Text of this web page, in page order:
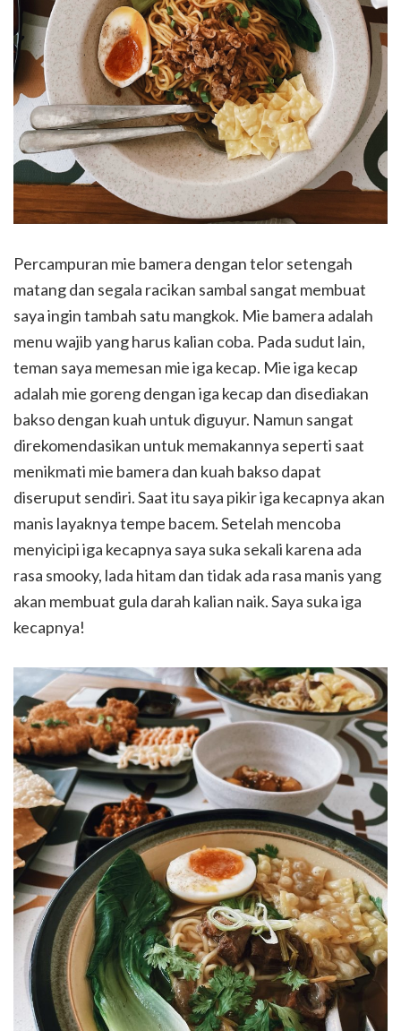
Percampuran mie bamera dengan telor setengah
matang dan segala racikan sambal sangat membuat
saya ingin tambah satu mangkok. Mie bamera adalah
menu wajib yang harus kalian coba. Pada sudut lain,
teman saya memesan mie iga kecap. Mie iga kecap
adalah mie goreng dengan iga kecap dan disediakan
bakso dengan kuah untuk diguyur. Namun sangat
direkomendasikan untuk memakannya seperti saat
menikmati mie bamera dan kuah bakso dapat
diseruput sendiri. Saat itu saya pikir iga kecapnya akan
manis layaknya tempe bacem. Setelah mencoba
menyicipi iga kecapnya saya suka sekali karena ada
rasa smooky, lada hitam dan tidak ada rasa manis yang
akan membuat gula darah kalian naik. Saya suka iga
kecapnya!